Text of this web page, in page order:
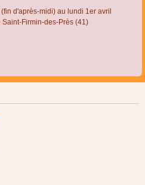
d'après-midi) au lundi 1er avril
Firmin-des-Près (41)